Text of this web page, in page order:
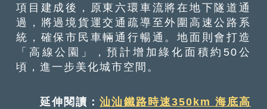
項目建成後，原東六環車流將在地下隧道通
過，將過境貨運交通疏導至外圍高速公路系
統，確保市民車輛通行暢通。地面則會打造
「高線公園」，預計增加綠化面積約50公
頃，進一步美化城市空間。
延伸閱讀：汕汕鐵路時速350km 海底高